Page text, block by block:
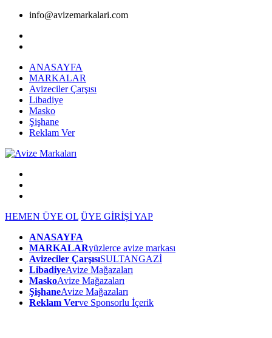
info@avizemarkalari.com
ANASAYFA
MARKALAR
Avizeciler Çarşısı
Libadiye
Masko
Şişhane
Reklam Ver
HEMEN ÜYE OL ÜYE GİRİŞİ YAP
ANASAYFA
MARKALARyüzlerce avize markası
Avizeciler ÇarşısıSULTANGAZİ
LibadiyeAvize Mağazaları
MaskoAvize Mağazaları
ŞişhaneAvize Mağazaları
Reklam Verve Sponsorlu İçerik